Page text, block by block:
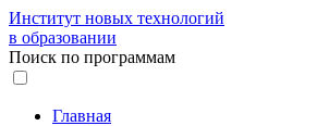
Институт новых технологий
в образовании
Поиск по программам
Главная